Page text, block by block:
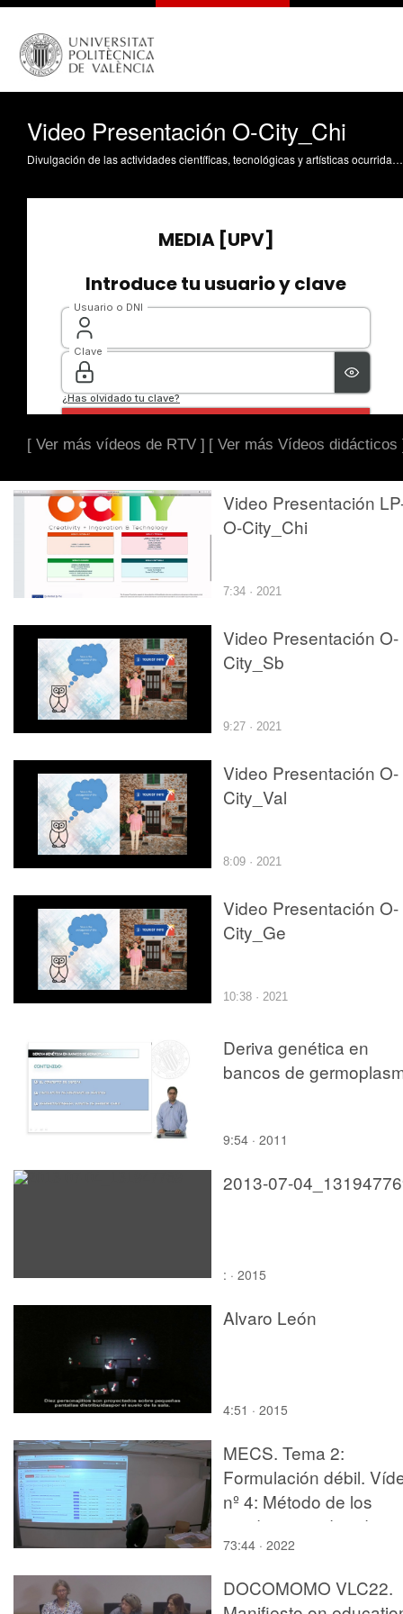
Video Presentación O-City_Chi
Divulgación de las actividades científicas, tecnológicas y artísticas ocurridas en los tres campus de la UPV
[ Ver más vídeos de RTV ] [ Ver más Vídeos didácticos
Video Presentación
O-City_Chi
7:34 · 2021
Video Presentación O-
City_Sb
9:27 · 2021
Video Presentación O-
City_Val
8:09 · 2021
Video Presentación O-
City_Ge
10:38 · 2021
Deriva genética en
bancos de
9:54 · 2011
2013-07-
: · 2015
Alvaro León
4:51 · 2015
MECS. Tema 2:
Formulación débil.
nº 4: Método de los
residuos ponderados
73:44 · 2022
DOCOMOMO VLC22.